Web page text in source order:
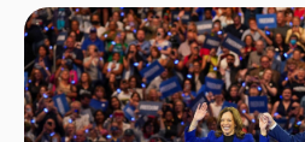
산업군과 투자 업계가 촉각을 곤두세웠다.
도발하는데 성공했다. 해리스가 트럼프의
ABC방송이 실시간 팩트체킹을 통해 바이
낙태권에 대한 트럼프의 주장에 대해 반박
보수 성향의 폭스뉴스의 브릿 흄도 분석가
승리했다"고 평가했다. 또 CNN은 해리스